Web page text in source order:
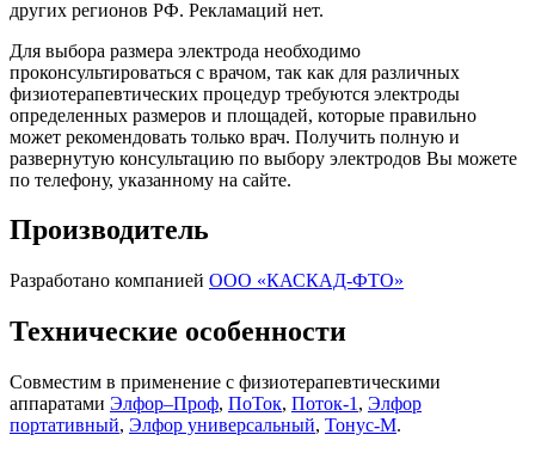
других регионов РФ. Рекламаций нет.
Для выбора размера электрода необходимо
проконсультироваться с врачом, так как для различных
физиотерапевтических процедур требуются электроды
определенных размеров и площадей, которые правильно
может рекомендовать только врач. Получить полную и
развернутую консультацию по выбору электродов Вы можете
по телефону, указанному на сайте.
Производитель
Разработано компанией ООО «КАСКАД-ФТО»
Технические особенности
Совместим в применение с физиотерапевтическими
аппаратами Элфор–Проф, ПоТок, Поток-1 , Элфор
портативный, Элфор универсальный, Тонус-М.